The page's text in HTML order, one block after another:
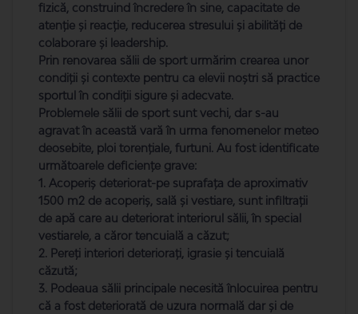
fizică, construind încredere în sine, capacitate de
atenție și reacție, reducerea stresului și abilități de
colaborare și leadership.
Prin renovarea sălii de sport urmărim crearea unor
condiții și contexte pentru ca elevii noștri să practice
sportul în condiții sigure și adecvate.
Problemele sălii de sport sunt vechi, dar s-au
agravat în această vară în urma fenomenelor meteo
deosebite, ploi torențiale, furtuni. Au fost identificate
următoarele deficiențe grave:
1. Acoperiș deteriorat-pe suprafața de aproximativ
1500 m2 de acoperiș, sală și vestiare, sunt infiltrații
de apă care au deteriorat interiorul sălii, în special
vestiarele, a căror tencuială a căzut;
2. Pereți interiori deteriorați, igrasie și tencuială
căzută;
3. Podeaua sălii principale necesită înlocuirea pentru
că a fost deteriorată de uzura normală dar și de